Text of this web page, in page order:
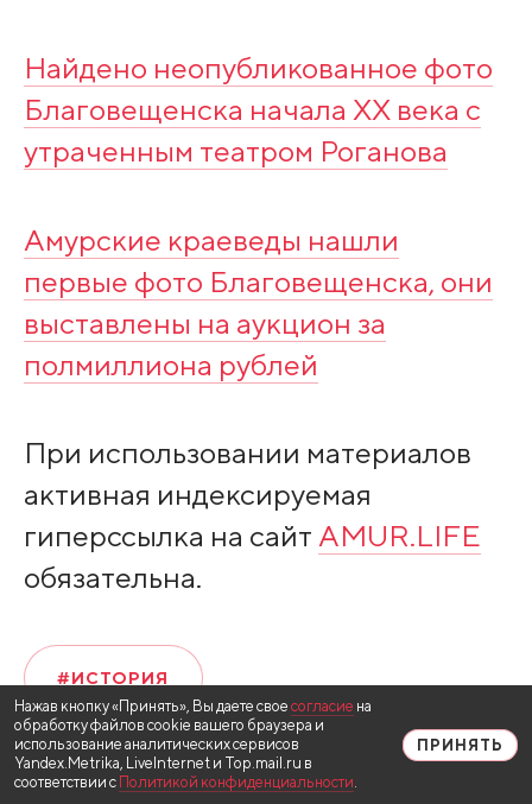
Найдено неопубликованное фото
Благовещенска начала XX века с
утраченным театром Роганова
Амурские краеведы нашли
первые фото Благовещенска, они
выставлены на аукцион за
полмиллиона рублей
При использовании материалов
активная индексируемая
гиперссылка на сайт AMUR.LIFE
обязательна.
#ИСТОРИЯ
Нажав кнопку «Принять», Вы даете свое согласие на
обработку файлов cookie вашего браузера и
использование аналитических сервисов
Yandex.Metrika, LiveInternet и Top.mail.ru в
соответствии с Политикой конфиденциальности.
ПРИНЯТЬ